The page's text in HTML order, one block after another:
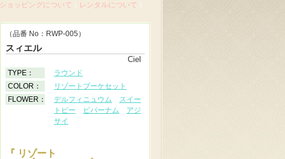
ショッピングについて レンタルについて
（品番 No：RWP-005）
スィエル
Ciel
TYPE：
ラウンド
COLOR：
リゾートブーケセット
FLOWER：
デルフィニュウム
スイー
トピー
ビバーナム
アジ
サイ
『 リゾート